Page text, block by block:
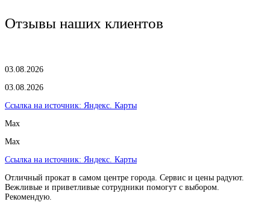
Отзывы наших клиентов
03.08.2026
03.08.2026
Ссылка на источник: Яндекс. Карты
Max
Max
Ссылка на источник: Яндекс. Карты
Отличный прокат в самом центре города. Сервис и цены радуют.
Вежливые и приветливые сотрудники помогут с выбором.
Рекомендую.